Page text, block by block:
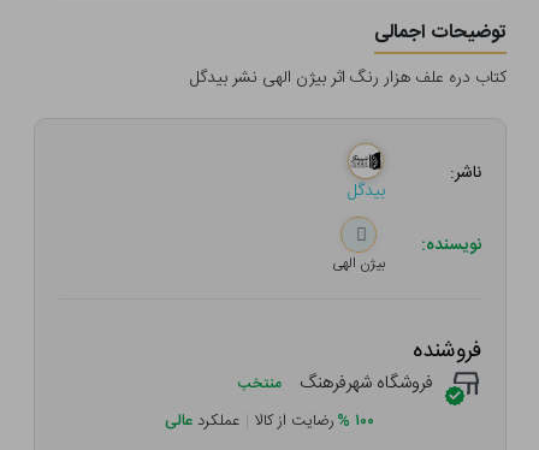
توضیحات اجمالی
کتاب دره علف هزار رنگ اثر بیژن الهی نشر بیدگل
ناشر:
بیدگل
نویسنده:
بیژن الهی
فروشنده
فروشگاه شهرفرهنگ منتخب
۱۰۰ %رضایت از کالا | عملکرد عالی